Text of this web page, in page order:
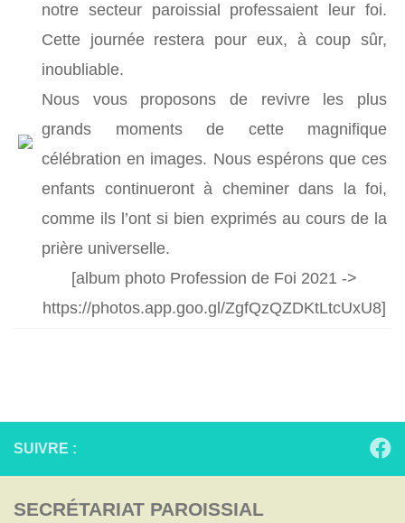
notre secteur paroissial professaient leur foi.
Cette journée restera pour eux, à coup sûr,
inoubliable.
Nous vous proposons de revivre les plus
grands moments de cette magnifique
célébration en images. Nous espérons que ces
enfants continueront à cheminer dans la foi,
comme ils l’ont si bien exprimés au cours de la
prière universelle.
[album photo Profession de Foi 2021 ->
https://photos.app.goo.gl/ZgfQzQZDKtLtcUxU8]
SUIVRE :
SECRÉTARIAT PAROISSIAL